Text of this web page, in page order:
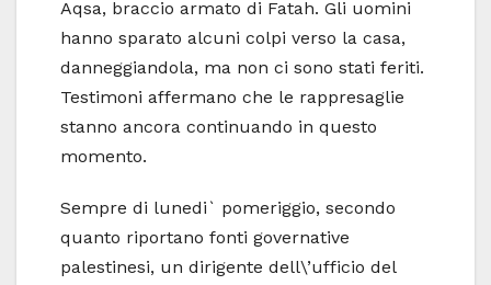
Aqsa, braccio armato di Fatah. Gli uomini
hanno sparato alcuni colpi verso la casa,
danneggiandola, ma non ci sono stati feriti.
Testimoni affermano che le rappresaglie
stanno ancora continuando in questo
momento.
Sempre di lunedi` pomeriggio, secondo
quanto riportano fonti governative
palestinesi, un dirigente dell\’ufficio del